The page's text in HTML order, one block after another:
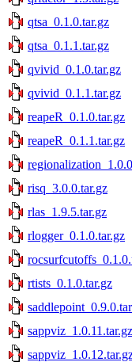
qtsa_0.1.0.tar.gz
qtsa_0.1.1.tar.gz
qvivid_0.1.0.tar.gz
qvivid_0.1.1.tar.gz
reapeR_0.1.0.tar.gz
reapeR_0.1.1.tar.gz
risq_3.0.0.tar.gz
rlas_1.9.5.tar.gz
rlogger_0.1.0.tar.gz
rtists_0.1.0.tar.gz
sappviz_1.0.11.tar.gz